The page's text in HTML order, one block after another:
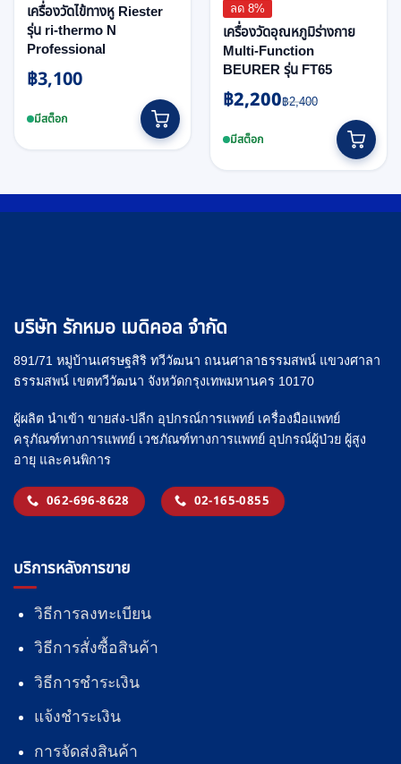
เครื่องวัดไข้ทางหู Riester
รุ่น ri-thermo N
Professional
฿3,100
มีสต็อก
ลด 8%
เครื่องวัดอุณหภูมิร่างกาย
Multi-Function
BEURER รุ่น FT65
฿2,400
Original
was:
฿2,200
Current
is:มีสต็อก
บริษัท รักหมอ เมดิคอล จำกัด
891/71 หมู่บ้านเศรษฐสิริ ทวีวัฒนา ถนนศาลาธรรมสพน์ แขวงศาลา
ธรรมสพน์ เขตทวีวัฒนา จังหวัดกรุงเทพมหานคร 10170
ผู้ผลิต นำเข้า ขายส่ง-ปลีก อุปกรณ์การแพทย์ เครื่องมือแพทย์
ครุภัณฑ์ทางการแพทย์ เวชภัณฑ์ทางการแพทย์ อุปกรณ์ผู้ป่วย ผู้สูง
อายุ และคนพิการ
062-696-8628 02-165-0855
บริการหลังการขาย
วิธีการลงทะเบียน
วิธีการสั่งซื้อสินค้า
วิธีการชำระเงิน
แจ้งชำระเงิน
การจัดส่งสินค้า